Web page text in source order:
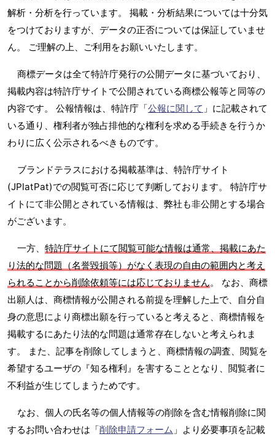
解析・分析を行っています。 掲載・分析結果については十分気
をつけておりますが、データの正否については保証していませ
ん。 ご理解の上、ご利用をお願いいたします。
商標データは全て特許庁発行の公開データに基づいており、
掲載内容は特許庁サイトで公開されている商標公報等と同等の
内容です。 公報情報は、特許庁「公報に関して 」に記載されて
いる通り、権利者が独占排他的な権利を求める手続きを行うか
わりに広く公示されるべきものです。
ブランドテラスにおける掲載基準は、特許庁サイト
(JPlatPat)での閲覧可否に応じて判断しております。 特許庁サ
イトにて非公開とされている情報は、弊社も非公開とする場合
がございます。
一方、 特許庁サイトにて閲覧可能な情報は通常、掲載にあた
り法的な問題（名誉毀損等）がなく表現の自由の範囲内と考え
られることから削除依頼等には応じておりません。 なお、商標
出願人は、商標情報が公開される前提を理解した上で、自分自
身の意思により商標出願を行っていると考えると、商標情報を
掲載するにあたり法的な問題は通常存在しないと考えられま
す。 また、記事を削除してしまうと、商標情報の調査、閲覧を
希望するユーザの『知る権利』を害することとなり、閲覧者に
不利益が生じてしまうためです。
なお、個人の氏名等の個人情報等の削除を含む情報削除に関
するお問い合わせは「削除申請フォーム 」より必要事項を記載